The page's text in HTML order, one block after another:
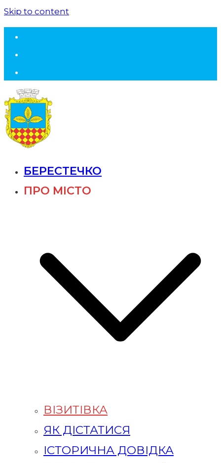
Skip to content
БЕРЕСТЕЧКО
ПРО МІСТО
ВІЗИТІВКА
ЯК ДІСТАТИСЯ
ІСТОРИЧНА ДОВІДКА